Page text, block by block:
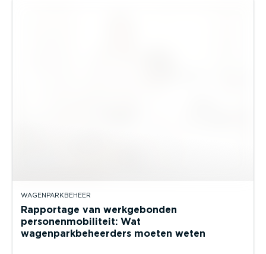
WAGENPARKBEHEER
Rapportage van werkgebonden
personenmobiliteit: Wat
wagenparkbeheerders moeten weten